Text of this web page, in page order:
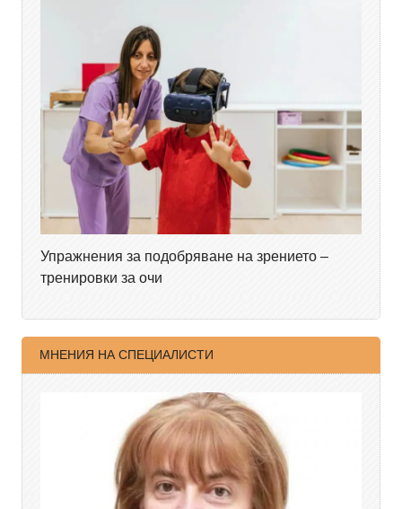
Упражнения за подобряване на зрението –
тренировки за очи
МНЕНИЯ НА СПЕЦИАЛИСТИ